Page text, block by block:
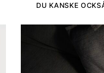
DU KANSKE